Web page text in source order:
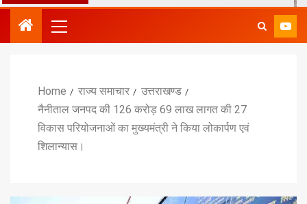
Home राज्य समाचार
उत्तराखण्ड
नैनीताल जनपद की 126 करोड़ 69 लाख लागत की 27
विकास परियोजनाओं का मुख्यमंत्री ने किया लोकार्पण एवं
शिलान्यास।